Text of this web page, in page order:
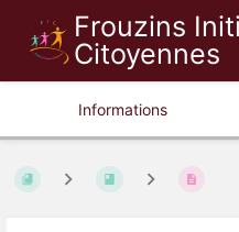
Frouzins
Citoyennes
Informations